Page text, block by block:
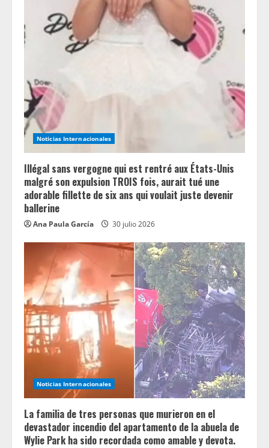
a
i
n
g
Noticias Internacionales
Illégal sans vergogne qui est rentré aux États-Unis
malgré son expulsion TROIS fois, aurait tué une
adorable fillette de six ans qui voulait juste devenir
ballerine
Ana Paula García 30 julio 2026
Noticias Internacionales
La familia de tres personas que murieron en el
devastador incendio del apartamento de la abuela de
Wylie Park ha sido recordada como amable y devota.